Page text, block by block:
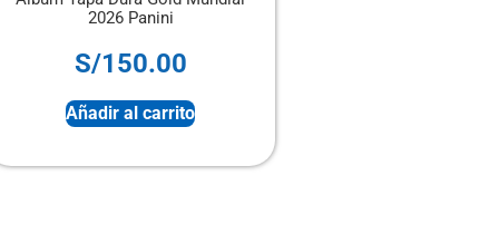
sobres
S/28.00
Sin stock